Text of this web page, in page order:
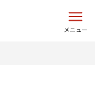
メニュー